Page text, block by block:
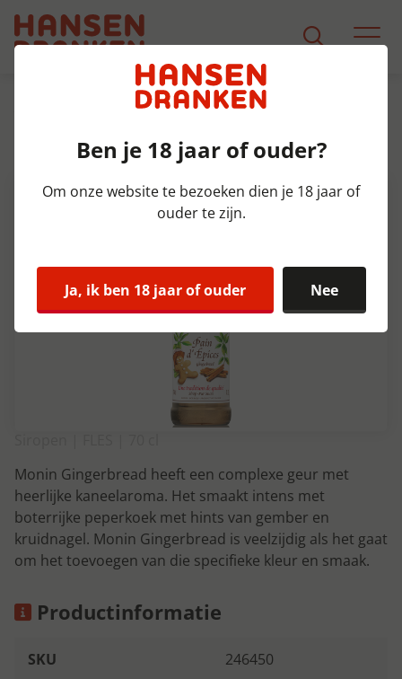
Product Detail
Monin Gingerbread Fles 70 cl
Monin Gingerbread heeft een complexe geur met
heerlijke kaneelaroma. Het smaakt intens met
boterrijke peperkoek met hints van gember en
kruidnagel. Monin Gingerbread is veelzijdig als het gaat
om het toevoegen van die specifieke kleur en smaak.
Productinformatie
SKU 246450
Ben je 18 jaar of ouder?
Om onze website te bezoeken dien je 18 jaar of
ouder te zijn.
Ja, ik ben 18 jaar of ouder Nee